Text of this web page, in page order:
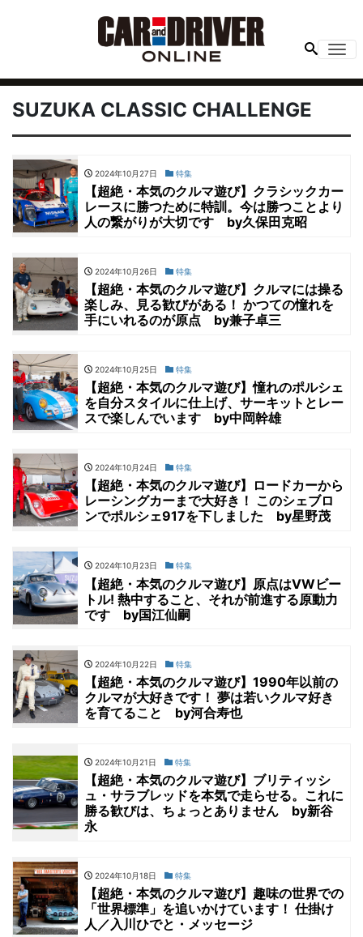
SUZUKA CLASSIC CHALLENGE
2024年10月27日 特集
【超絶・本気のクルマ遊び】クラシックカー
レースに勝つために特訓。今は勝つことより
人の繋がりが大切です by久保田克昭
2024年10月26日 特集
【超絶・本気のクルマ遊び】クルマには操る
楽しみ、見る歓びがある！ かつての憧れを
手にいれるのが原点 by兼子卓三
2024年10月25日 特集
【超絶・本気のクルマ遊び】憧れのポルシェ
を自分スタイルに仕上げ、サーキットとレー
スで楽しんでいます by中岡幹雄
2024年10月24日 特集
【超絶・本気のクルマ遊び】ロードカーから
レーシングカーまで大好き！ このシェブロ
ンでポルシェ917を下しました by星野茂
2024年10月23日 特集
【超絶・本気のクルマ遊び】原点はVWビー
トル! 熱中すること、それが前進する原動力
です by国江仙嗣
2024年10月22日 特集
【超絶・本気のクルマ遊び】1990年以前の
クルマが大好きです！ 夢は若いクルマ好き
を育てること by河合寿也
2024年10月21日 特集
【超絶・本気のクルマ遊び】ブリティッシ
ュ・サラブレッドを本気で走らせる。これに
勝る歓びは、ちょっとありません by新谷
永
2024年10月18日 特集
【超絶・本気のクルマ遊び】趣味の世界での
「世界標準」を追いかけています！ 仕掛け
人／入川ひでと・メッセージ